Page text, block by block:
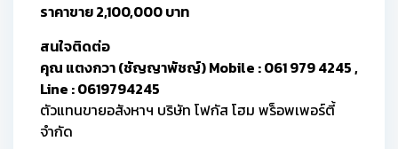
ราคาขาย 2,100,000 บาท
สนใจติดต่อ
คุณ แตงกวา (ชัญญาพัชญ์) Mobile : 061 979 4245 ,
Line : 0619794245
ตัวแทนขายอสังหาฯ บริษัท โฟกัส โฮม พร็อพเพอร์ตี้
จำกัด